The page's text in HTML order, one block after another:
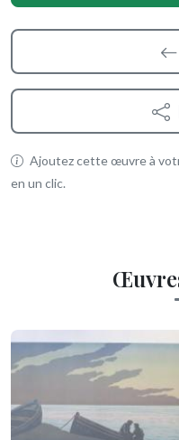
Ajoutez cette œuvre à
en un clic.